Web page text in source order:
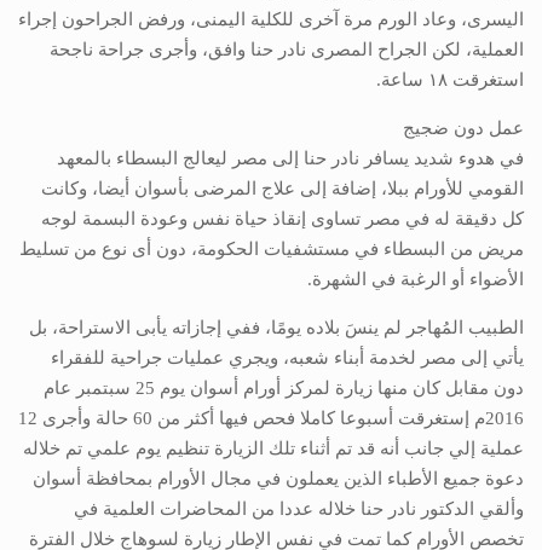
اليسرى، وعاد الورم مرة آخرى للكلية اليمنى، ورفض الجراحون إجراء
العملية، لكن الجراح المصرى نادر حنا وافق، وأجرى جراحة ناجحة
استغرقت ١٨ ساعة.
عمل دون ضجيج
في هدوء شديد يسافر نادر حنا إلى مصر ليعالج البسطاء بالمعهد
القومي للأورام ببلا، إضافة إلى علاج المرضى بأسوان أيضا، وكانت
كل دقيقة له في مصر تساوى إنقاذ حياة نفس وعودة البسمة لوجه
مريض من البسطاء في مستشفيات الحكومة، دون أى نوع من تسليط
الأضواء أو الرغبة في الشهرة.
الطبيب المُهاجر لم ينسَ بلاده يومًا، ففي إجازاته يأبى الاستراحة، بل
يأتي إلى مصر لخدمة أبناء شعبه، ويجري عمليات جراحية للفقراء
دون مقابل كان منها زيارة لمركز أورام أسوان يوم 25 سبتمبر عام
2016م إستغرقت أسبوعا كاملا فحص فيها أكثر من 60 حالة وأجرى 12
عملية إلي جانب أنه قد تم أثناء تلك الزيارة تنظيم يوم علمي تم خلاله
دعوة جميع الأطباء الذين يعملون في مجال الأورام بمحافظة أسوان
وألقي الدكتور نادر حنا خلاله عددا من المحاضرات العلمية في
تخصص الأورام كما تمت في نفس الإطار زيارة لسوهاج خلال الفترة